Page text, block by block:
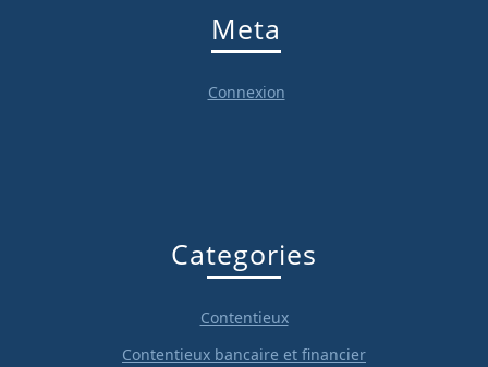
Meta
Connexion
Categories
Contentieux
Contentieux bancaire et financier